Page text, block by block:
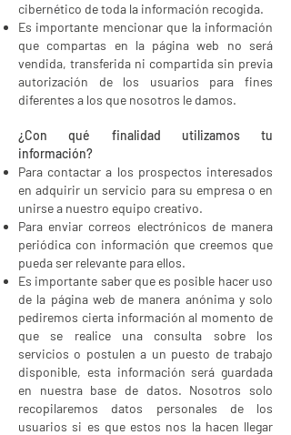
cibernético de toda la información recogida.
Es importante mencionar que la información
que compartas en la página web no será
vendida, transferida ni compartida sin previa
autorización de los usuarios para fines
diferentes a los que nosotros le damos.
¿Con qué finalidad utilizamos tu
información?
Para contactar a los prospectos interesados
en adquirir un servicio para su empresa o en
unirse a nuestro equipo creativo.
Para enviar correos electrónicos de manera
periódica con información que creemos que
pueda ser relevante para ellos.
Es importante saber que es posible hacer uso
de la página web de manera anónima y solo
pediremos cierta información al momento de
que se realice una consulta sobre los
servicios o postulen a un puesto de trabajo
disponible, esta información será guardada
en nuestra base de datos. Nosotros solo
recopilaremos datos personales de los
usuarios si es que estos nos la hacen llegar